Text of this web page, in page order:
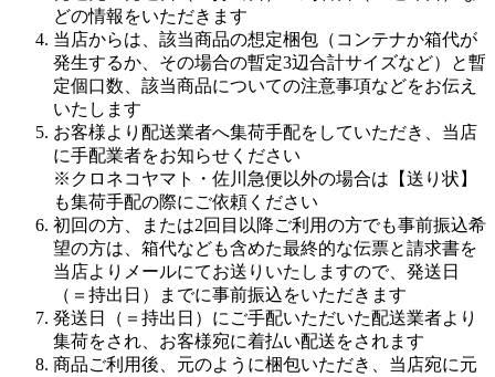
どの情報をいただきます
当店からは、該当商品の想定梱包（コンテナか箱代が
発生するか、その場合の暫定3辺合計サイズなど）と暫
定個口数、該当商品についての注意事項などをお伝え
いたします
お客様より配送業者へ集荷手配をしていただき、当店
に手配業者をお知らせください
※クロネコヤマト・佐川急便以外の場合は【送り状】
も集荷手配の際にご依頼ください
初回の方、または2回目以降ご利用の方でも事前振込希
望の方は、箱代なども含めた最終的な伝票と請求書を
当店よりメールにてお送りいたしますので、発送日
（＝持出日）までに事前振込をいただきます
発送日（＝持出日）にご手配いただいた配送業者より
集荷をされ、お客様宛に着払い配送をされます
商品ご利用後、元のように梱包いただき、当店宛に元